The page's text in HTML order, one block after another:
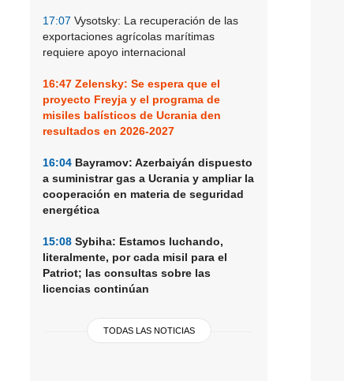
17:07 Vysotsky: La recuperación de las
exportaciones agrícolas marítimas
requiere apoyo internacional
16:47 Zelensky: Se espera que el
proyecto Freyja y el programa de
misiles balísticos de Ucrania den
resultados en 2026-2027
16:04 Bayramov: Azerbaiyán dispuesto
a suministrar gas a Ucrania y ampliar la
cooperación en materia de seguridad
energética
15:08 Sybiha: Estamos luchando,
literalmente, por cada misil para el
Patriot; las consultas sobre las
licencias continúan
TODAS LAS NOTICIAS